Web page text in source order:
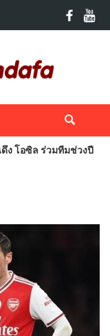
ง โอซิล ร่วมทีมช่วงปี